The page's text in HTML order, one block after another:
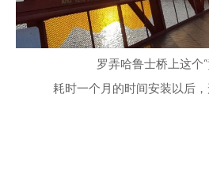
罗弄哈鲁士桥上这个
耗时一个月的时间安装以后